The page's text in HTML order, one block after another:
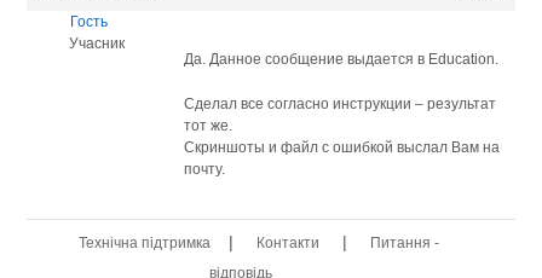
Гость
Учасник
Да. Данное сообщение выдается в Education.
Сделал все согласно инструкции – результат
тот же.
Скриншоты и файл с ошибкой выслал Вам на
почту.
Технічна підтримка | Контакти |
Питання -
відповідь